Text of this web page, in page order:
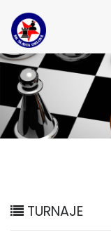
TURNAJE